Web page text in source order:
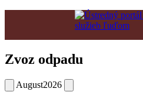
Zvoz odpadu
August2026